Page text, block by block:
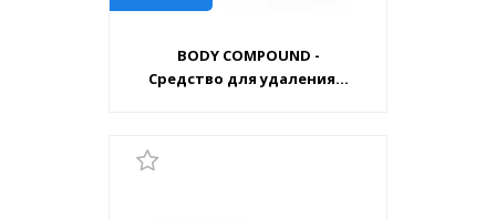
BODY COMPOUND -
Средство для удаления...